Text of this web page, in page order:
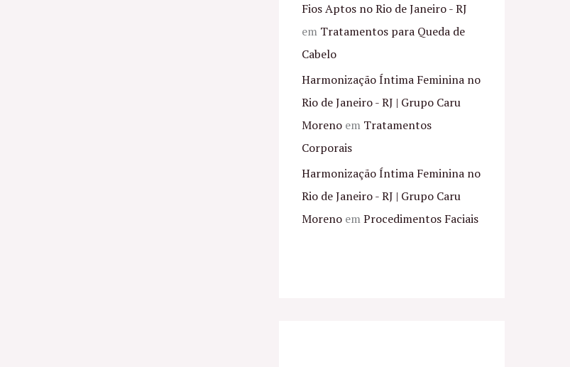
Fios Aptos no Rio de Janeiro - RJ
em Tratamentos para Queda de
Cabelo
Harmonização Íntima Feminina no
Rio de Janeiro - RJ | Grupo Caru
Moreno em Tratamentos
Corporais
Harmonização Íntima Feminina no
Rio de Janeiro - RJ | Grupo Caru
Moreno emProcedimentos Faciais